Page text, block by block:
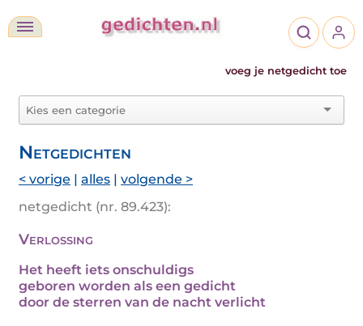
voeg je netgedicht toe
Netgedichten
< vorige | alles | volgende >
netgedicht (nr. 89.423):
Verlossing
Het heeft iets onschuldigs
geboren worden als een gedicht
door de sterren van de nacht verlicht